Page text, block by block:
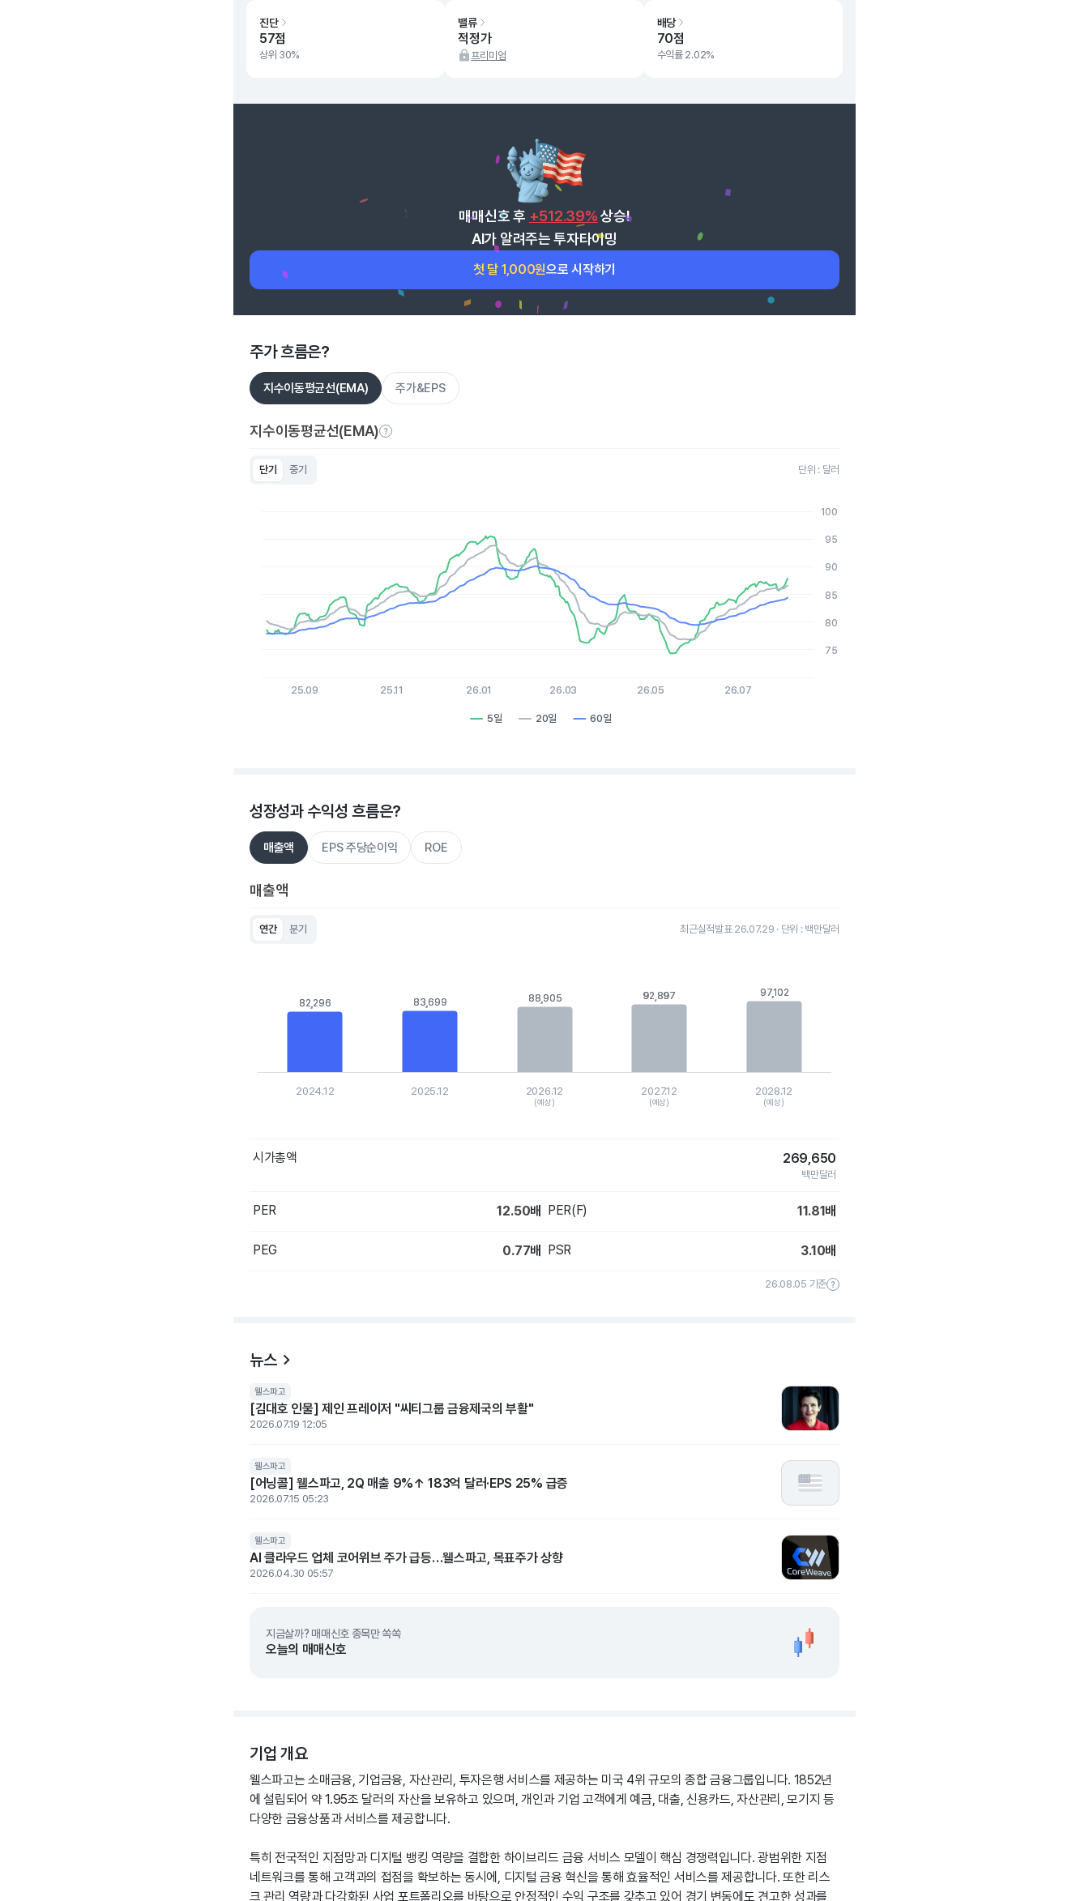
진단
57점
상위 30%
밸류
적정가
프리미엄
배당
70점
수익률 2.02%
매매신호 후 +512.39% 상승!
AI가 알려주는 투자타이밍
첫 달 1,000원으로 시작하기
주가 흐름은?
지수이동평균선(EMA) 주가&EPS
지수이동평균선(EMA)
단기 중기 단위 : 달러
The chart has 1 X axis displaying Time. Data ranges from 2025-08-05 15:00:00 to 2026-08-04 15:00:00.
The chart has 1 Y axis displaying values. Data ranges from 74.37 to 95.51.
5일 20일 60일
25.09 25.11 26.01 26.03 26.05 26.07
75
80
85
90
95
100
성장성과 수익성 흐름은?
매출액 EPS 주당순이익 ROE
매출액
연간 분기 최근실적발표 26.07.29 · 단위 : 백만달러
The chart has 1 Y axis displaying values. Data ranges from 82296 to 97101.5454.
82,296
82,296 83,699
83,699 88,905
88,905 92,897
92,897 97,102
97,102
2024.12 2025.12 2026.12
(예상)
2027.12
(예상)
2028.12
(예상)
시가총액 269,650
백만달러
PER 12.50배 PER(F) 11.81배
PEG 0.77배 PSR 3.10배
26.08.05 기준
뉴스
웰스파고
[김대호 인물] 제인 프레이저 "씨티그룹 금융제국의 부활"
2026.07.19 12:05
웰스파고
[어닝콜] 웰스파고, 2Q 매출 9%↑ 183억 달러·EPS 25% 급증
2026.07.15 05:23
웰스파고
AI 클라우드 업체 코어위브 주가 급등…웰스파고, 목표주가 상향
2026.04.30 05:57
지금살까? 매매신호 종목만 쏙쏙
오늘의 매매신호
기업 개요
웰스파고는 소매금융, 기업금융, 자산관리, 투자은행 서비스를 제공하는 미국 4위 규모의 종합 금융그룹입니다. 1852년
에 설립되어 약 1.95조 달러의 자산을 보유하고 있으며, 개인과 기업 고객에게 예금, 대출, 신용카드, 자산관리, 모기지 등
다양한 금융상품과 서비스를 제공합니다.
특히 전국적인 지점망과 디지털 뱅킹 역량을 결합한 하이브리드 금융 서비스 모델이 핵심 경쟁력입니다. 광범위한 지점
네트워크를 통해 고객과의 접점을 확보하는 동시에, 디지털 금융 혁신을 통해 효율적인 서비스를 제공합니다. 또한 리스
크 관리 역량과 다각화된 사업 포트폴리오를 바탕으로 안정적인 수익 구조를 갖추고 있어 경기 변동에도 견고한 성과를